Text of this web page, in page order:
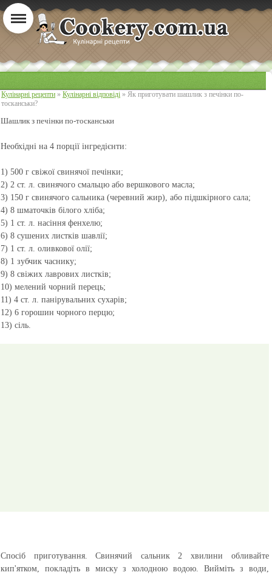
Кулінарні рецепти » Кулінарні відповіді » Як приготувати шашлик з печінки по-
тосканськи?
Шашлик з печінки по-тосканськи
Необхідні на 4 порції інгредієнти:
1) 500 г свіжої свинячої печінки;
2) 2 ст. л. свинячого смальцю або вершкового масла;
3) 150 г свинячого сальника (черевний жир), або підшкірного сала;
4) 8 шматочків білого хліба;
5) 1 ст. л. насіння фенхелю;
6) 8 сушених листків шавлії;
7) 1 ст. л. оливкової олії;
8) 1 зубчик часнику;
9) 8 свіжих лаврових листків;
10) мелений чорний перець;
11) 4 ст. л. панірувальних сухарів;
12) 6 горошин чорного перцю;
13) сіль.
Спосіб приготування. Свинячий сальник 2 хвилини обливайте
кип'ятком, покладіть в миску з холодною водою. Вийміть з води,